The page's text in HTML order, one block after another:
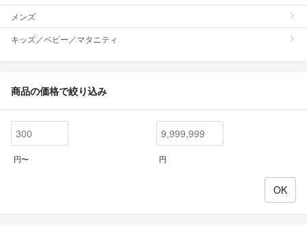
メンズ
キッズ／ベビー／マタニティ
商品の価格で絞り込み
円〜 円